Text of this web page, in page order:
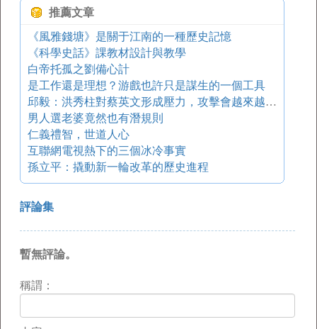
推薦文章
《風雅錢塘》是關于江南的一種歷史記憶
《科學史話》課教材設計與教學
白帝托孤之劉備心計
是工作還是理想？游戲也許只是謀生的一個工具
邱毅：洪秀柱對蔡英文形成壓力，攻擊會越來越不堪
男人選老婆竟然也有潛規則
仁義禮智，世道人心
互聯網電視熱下的三個冰冷事實
孫立平：撬動新一輪改革的歷史進程
評論集
暫無評論。
稱謂：